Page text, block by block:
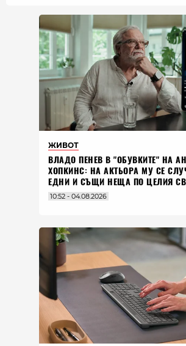
ЖИВОТ
ВЛАДO ПЕНЕВ В "ОБУВКИТЕ" НА
ХОПКИНС: НА АКТЬОРА МУ СЕ
ЕДНИ И СЪЩИ НЕЩА ПО ЦЕЛИЯ
10:52 - 04.08.2026